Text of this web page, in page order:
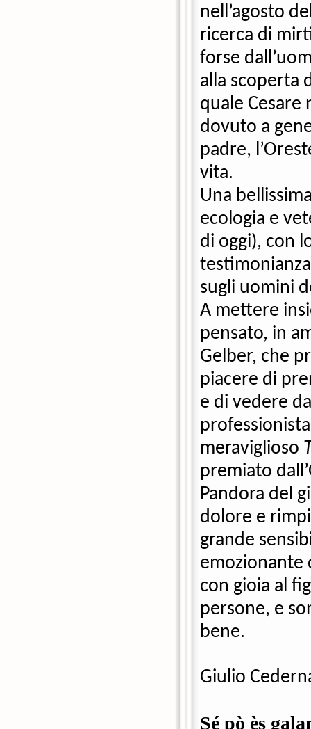
nell’agosto
ricerca di
forse
alla scoperta
quale
dovuto a
padre,
vita.
Una
ecologia e
di oggi), con
sugli uomini
A mettere
pensato, in
Gelber, che
piacere di
e di vedere
meraviglioso
premiato
Pandora del
dolore e
grande
emozionante
con gioia al
persone, e
bene.
Giulio
Sé pò ès